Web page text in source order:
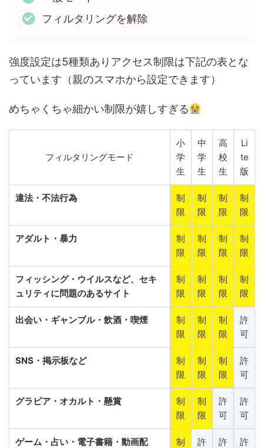
フィルタリングを解除
強度設定は5種類ありアクセス制限は下記の表とな
っています（親のスマホから設定できます）
めちゃくちゃ細かい制限が嬉しすぎる
フィルタリングモード
小
学
生
中
学
生
高
校
生
Li
te
版
違法・不法行為
制
限
制
限
制
限
制
限
アダルト・暴力
制
限
制
限
制
限
制
限
フィッシング・ウイルスなど、セキ
ュリティに問題のあるサイト
制
限
制
限
制
限
制
限
出会い・ギャンブル・飲酒・喫煙
制
限
制
限
制
限
許
可
SNS・掲示板など
制
限
制
限
制
限
許
可
グラビア・オカルト・懸賞
制
限
制
限
許
可
許
可
ゲーム・占い・電子書籍・動画配
制
許
許
許